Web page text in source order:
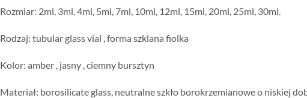
Rozmiar: 2ml, 3ml, 4ml, 5ml, 7ml, 10ml, 12ml, 15ml, 20ml, 25ml, 30ml.
Rodzaj: tubular glass vial , forma szklana fiolka
Kolor: amber, jasny , ciemny bursztyn
Materiał: borosilicate glass, neutralne szkło borokrzemianowe o niskiej